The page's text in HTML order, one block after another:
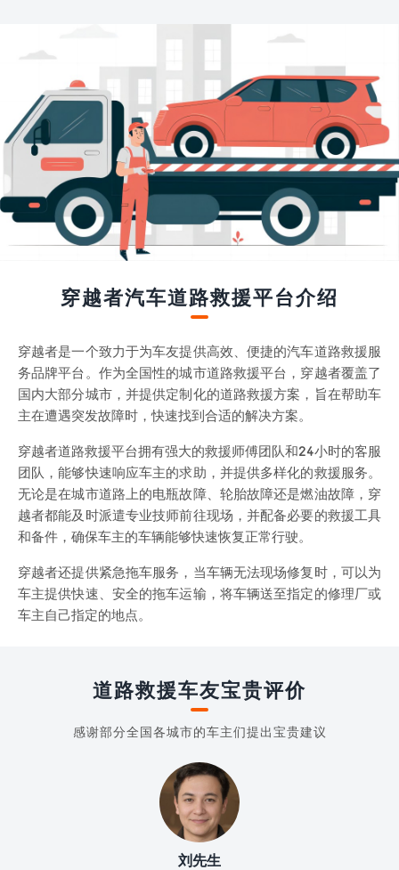
穿越者汽车道路救援平台介绍
穿越者是一个致力于为车友提供高效、便捷的汽车道路救援服
务品牌平台。作为全国性的城市道路救援平台，穿越者覆盖了
国内大部分城市，并提供定制化的道路救援方案，旨在帮助车
主在遭遇突发故障时，快速找到合适的解决方案。
穿越者道路救援平台拥有强大的救援师傅团队和24小时的客服
团队，能够快速响应车主的求助，并提供多样化的救援服务。
无论是在城市道路上的电瓶故障、轮胎故障还是燃油故障，穿
越者都能及时派遣专业技师前往现场，并配备必要的救援工具
和备件，确保车主的车辆能够快速恢复正常行驶。
穿越者还提供紧急拖车服务，当车辆无法现场修复时，可以为
车主提供快速、安全的拖车运输，将车辆送至指定的修理厂或
车主自己指定的地点。
道路救援车友宝贵评价
感谢部分全国各城市的车主们提出宝贵建议
刘先生